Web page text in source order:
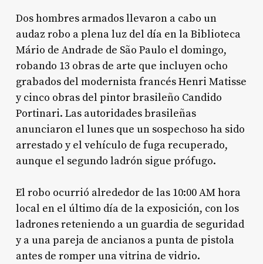
Dos hombres armados llevaron a cabo un
audaz robo a plena luz del día en la Biblioteca
Mário de Andrade de São Paulo el domingo,
robando 13 obras de arte que incluyen ocho
grabados del modernista francés Henri Matisse
y cinco obras del pintor brasileño Candido
Portinari. Las autoridades brasileñas
anunciaron el lunes que un sospechoso ha sido
arrestado y el vehículo de fuga recuperado,
aunque el segundo ladrón sigue prófugo.
El robo ocurrió alrededor de las 10:00 AM hora
local en el último día de la exposición, con los
ladrones reteniendo a un guardia de seguridad
y a una pareja de ancianos a punta de pistola
antes de romper una vitrina de vidrio.